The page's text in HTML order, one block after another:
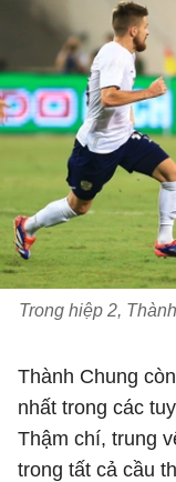
Trong hiệp 2,
Thành Chung
nhất trong các
Thậm chí, trung
trong tất cả cầu